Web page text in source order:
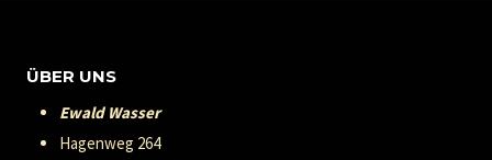
ÜBER UNS
Ewald Wasser
Hagenweg 264